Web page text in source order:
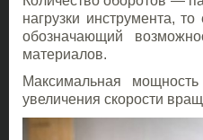
нагрузки инструмента,
обозначающий
материалов.
Максимальная
увеличения скорости